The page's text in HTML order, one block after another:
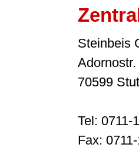
Steinbeis
Adornostr.
70599
Tel: 0711-
Fax: